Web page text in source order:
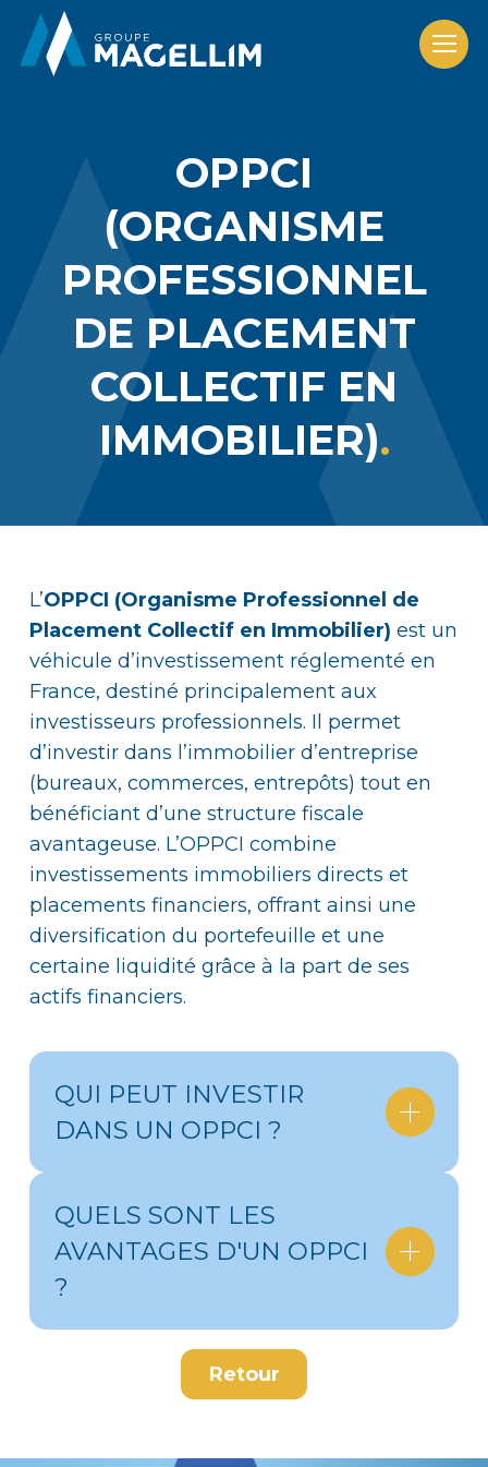
OPPCI
(ORGANISME
PROFESSIONNEL
DE PLACEMENT
COLLECTIF EN
IMMOBILIER)
L’OPPCI (Organisme Professionnel de
Placement Collectif en Immobilier) est un
véhicule d’investissement réglementé en
France, destiné principalement aux
investisseurs professionnels. Il permet
d’investir dans l’immobilier d’entreprise
(bureaux, commerces, entrepôts) tout en
bénéficiant d’une structure fiscale
avantageuse. L’OPPCI combine
investissements immobiliers directs et
placements financiers, offrant ainsi une
diversification du portefeuille et une
certaine liquidité grâce à la part de ses
actifs financiers.
QUI PEUT INVESTIR
DANS UN OPPCI ?
QUELS SONT LES
AVANTAGES D'UN OPPCI
?
Retour